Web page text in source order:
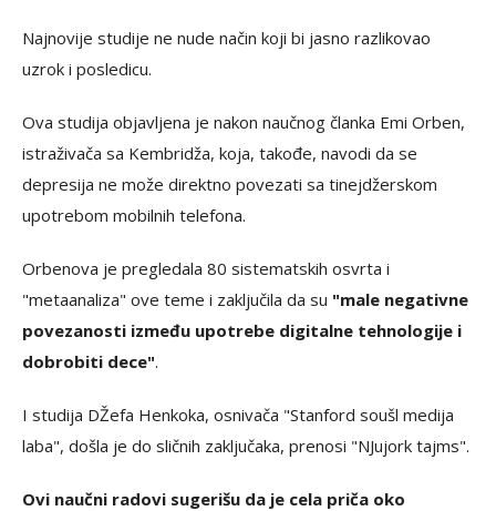
Najnovije studije ne nude način koji bi jasno razlikovao
uzrok i posledicu.
Ova studija objavljena je nakon naučnog članka Emi Orben,
istraživača sa Kembridža, koja, takođe, navodi da se
depresija ne može direktno povezati sa tinejdžerskom
upotrebom mobilnih telefona.
Orbenova je pregledala 80 sistematskih osvrta i
"metaanaliza" ove teme i zaključila da su "male negativne
povezanosti između upotrebe digitalne tehnologije i
dobrobiti dece".
I studija DŽefa Henkoka, osnivača "Stanford soušl medija
laba", došla je do sličnih zaključaka, prenosi "NJujork tajms".
Ovi naučni radovi sugerišu da je cela priča oko